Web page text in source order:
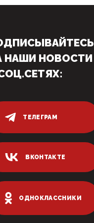
НАШИ НОВОСТИ
ТЕЛЕГРАМ
ВКОНТАКТЕ
ОДНОКЛАССНИКИ